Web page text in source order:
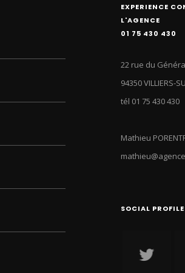
EXPERIENCE
L'AGENCE
01 75 430 430
22 rue du
94350 VILLIERS-
tél 01 75 430 430
Mathieu
SOCIAL